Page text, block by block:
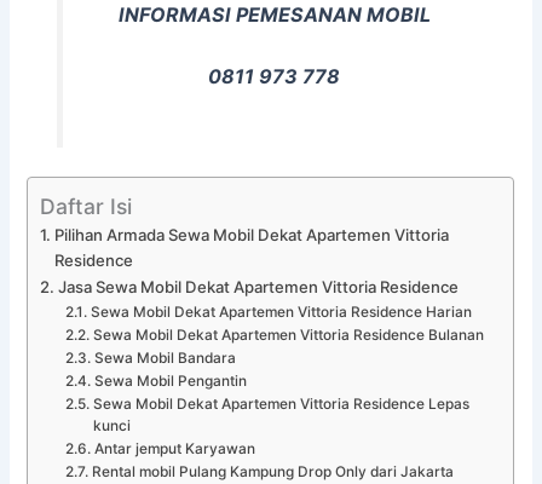
INFORMASI PEMESANAN MOBIL
0811 973 778
Daftar Isi
Pilihan Armada Sewa Mobil Dekat Apartemen Vittoria
Residence
Jasa Sewa Mobil Dekat Apartemen Vittoria Residence
Sewa Mobil Dekat Apartemen Vittoria Residence Harian
Sewa Mobil Dekat Apartemen Vittoria Residence Bulanan
Sewa Mobil Bandara
Sewa Mobil Pengantin
Sewa Mobil Dekat Apartemen Vittoria Residence Lepas
kunci
Antar jemput Karyawan
Rental mobil Pulang Kampung Drop Only dari Jakarta